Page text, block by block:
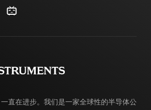
直在进步。我们是一家全球性的半导体公